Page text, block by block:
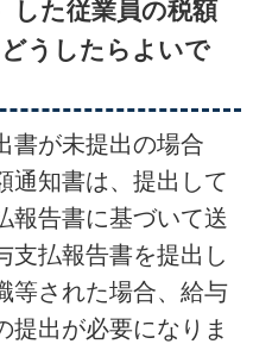
した従業員の税額
うしたらよいで
書が未提出の場合
通知書は、提出して
報告書に基づいて送
支払報告書を提出し
等された場合、給与
提出が必要になりま